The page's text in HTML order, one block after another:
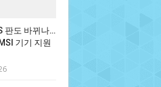
판도 바뀌나…
기기 지원